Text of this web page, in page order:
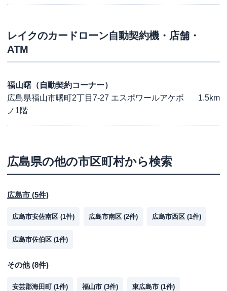
レイクのカードローン自動契約機・店舗・
ATM
福山曙（自動契約コーナー）
広島県福山市曙町2丁目7-27 エスポワールアケボ
ノ1階
1.5km
広島県の他の市区町村から検索
広島市 (5件)
広島市安佐南区 (1件) 広島市南区 (2件) 広島市西区 (1件)
広島市佐伯区 (1件)
その他(8件)
安芸郡海田町 (1件) 福山市 (3件) 東広島市 (1件)